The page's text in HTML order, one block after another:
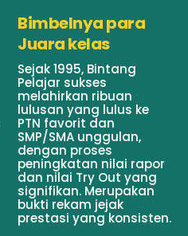
Bimbelnya para
Juara kelas
Sejak 1995, Bintang
Pelajar sukses
melahirkan ribuan
lulusan yang lulus ke
PTN favorit dan
SMP/SMA unggulan,
dengan proses
peningkatan nilai rapor
dan nilai Try Out yang
signifikan. Merupakan
bukti rekam jejak
prestasi yang konsisten.